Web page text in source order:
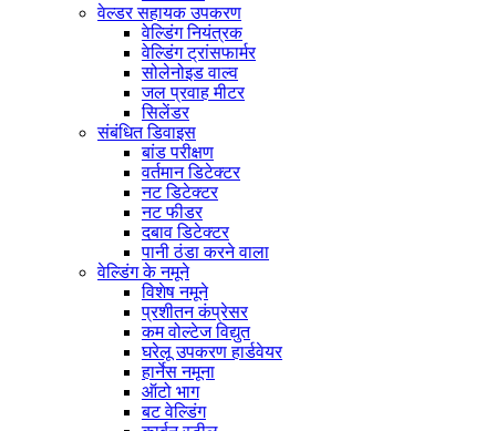
वेल्डर सहायक उपकरण
वेल्डिंग नियंत्रक
वेल्डिंग ट्रांसफार्मर
सोलेनोइड वाल्व
जल प्रवाह मीटर
सिलेंडर
संबंधित डिवाइस
बांड परीक्षण
वर्तमान डिटेक्टर
नट डिटेक्टर
नट फीडर
दबाव डिटेक्टर
पानी ठंडा करने वाला
वेल्डिंग के नमूने
विशेष नमूने
प्रशीतन कंप्रेसर
कम वोल्टेज विद्युत
घरेलू उपकरण हार्डवेयर
हार्नेस नमूना
ऑटो भाग
बट वेल्डिंग